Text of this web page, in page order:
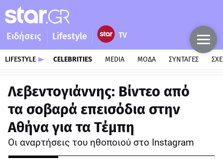
Ειδήσεις Lifestyle
LIFESTYLE CELEBRITIES MEDIA ΜΟΔΑ ΣΥΝΤΑΓΕΣ
Λεβεντογιάννης: Βίντεο από
τα σοβαρά επεισόδια στην
Αθήνα για τα Τέμπη
Οι αναρτήσεις του ηθοποιού στο Instagram